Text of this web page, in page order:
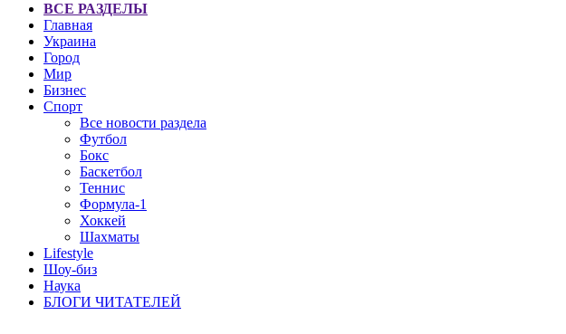
ВСЕ РАЗДЕЛЫ
Главная
Украина
Город
Мир
Бизнес
Спорт
Все новости раздела
Футбол
Бокс
Баскетбол
Теннис
Формула-1
Хоккей
Шахматы
Lifestyle
Шоу-биз
Наука
БЛОГИ ЧИТАТЕЛЕЙ